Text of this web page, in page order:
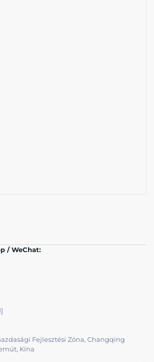
/ WeChat:
Fejlesztési Zóna, Changqing
Kína